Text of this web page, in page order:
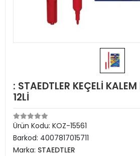
: STAEDTLER KEÇELİ
12Lİ
Ürün Kodu: KOZ-15561
Barkod: 4007817015711
Marka: STAEDTLER